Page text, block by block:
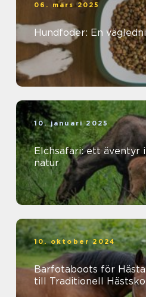
06. mars 2025
Hundfoder: En
10. januari 2025
Elchsafari: ett äventyr
natur
10. oktober 2024
Barfotaboots för
till Traditionell